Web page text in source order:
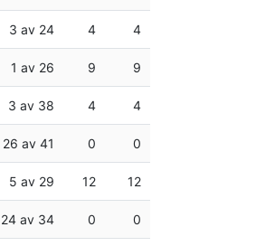
3 av 24 4 4
1 av 26 9 9
3 av 38 4 4
26 av 41 0 0
5 av 29 12 12
24 av 34 0 0